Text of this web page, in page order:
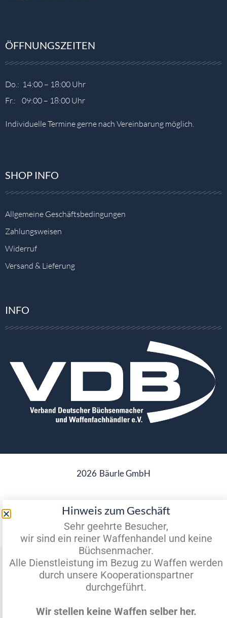
ÖFFNUNGSZEITEN
Do.: 14:00 – 18:00 Uhr
Fr.: 09:00 – 18:00 Uhr
Individuelle Termine gerne nach Vereinbarung möglich.
SHOP INFO
Allgemeine Geschäftsbedingungen
Zahlungsweisen
Widerruf
Versand & Lieferung
INFO
2026 Bäurle GmbH
Vertrag widerrufen
Hinweis zum Geschäft
Sehr geehrte Besucher,
wir sind ein reiner Waffenhandel und keine
Büchsenmacher.
Alle Dienstleistung im Bezug zu Waffen werden
durch unsere Kooperationspartner
durchgeführt.
Wir stellen keine Waffen selber her.